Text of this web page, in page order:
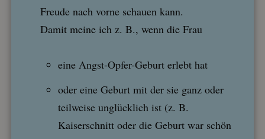
Freude nach vorne schauen kann.
Damit meine ich z. B., wenn die Frau
eine Angst-Opfer-Geburt erlebt hat
oder eine Geburt mit der sie ganz oder
teilweise unglücklich ist (z. B.
Kaiserschnitt oder die Geburt war schön